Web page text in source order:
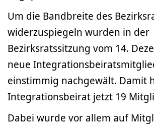
Um die Bandbreite des
widerzuspiegeln wurden in der
Bezirksratssitzung vom 14.
neue
einstimmig nachgewält. Damit
Integrationsbeirat jetzt 19
Dabei wurde vor allem auf